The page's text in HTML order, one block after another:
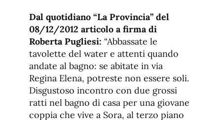
fuente
de
fuente.
Dal quotidiano “La Provincia” del
08/12/2012 articolo a firma di
Roberta Pugliesi: “Abbassate le
tavolette del water e attenti quando
andate al bagno: se abitate in via
Regina Elena, potreste non essere soli.
Disgustoso incontro con due grossi
ratti nel bagno di casa per una giovane
coppia che vive a Sora, al terzo piano